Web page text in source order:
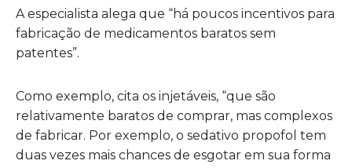
A especialista alega que “há poucos incentivos para
fabricação de medicamentos baratos sem
patentes”.
Como exemplo, cita os injetáveis, “que são
relativamente baratos de comprar, mas complexos
de fabricar. Por exemplo, o sedativo propofol tem
duas vezes mais chances de esgotar em sua forma